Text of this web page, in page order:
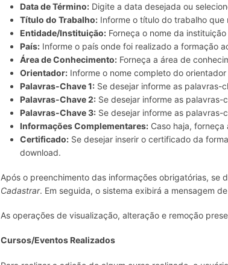
Data de Término: Digite a data desejada ou
Título do Trabalho: Informe o título do trabalho
Entidade/Instituição: Forneça o nome da
País: Informe o país onde foi realizado a formação
Área de Conhecimento: Forneça a área de
Orientador: Informe o nome completo do
Palavras-Chave 1: Se desejar informe as palavras-
Palavras-Chave 2: Se desejar informe as palavras-
Palavras-Chave 3: Se desejar informe as palavras-
Informações Complementares: Caso haja,
Certificado: Se desejar inserir o certificado da
download.
Após o preenchimento das informações obrigatórias,
Cadastrar. Em seguida, o sistema exibirá a mensagem
As operações de visualização, alteração e remoção
Cursos/Eventos Realizados